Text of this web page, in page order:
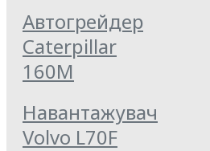
Автогрейдер
Caterpillar
160M
Навантажувач
Volvo L70F